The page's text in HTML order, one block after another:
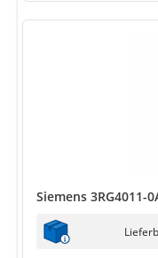
Siemens 3RG4011-